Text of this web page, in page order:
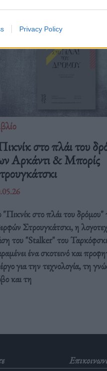
Privacy Policy
στο πλάι του
Αρκάντι & Μπορίς
"Πικνίκ στο πλάι του δρόμου"
Στρουγκάτσκι, η
του "Stalker" του
ένα σκοτεινό και
για την τεχνολογία, τη
και τη